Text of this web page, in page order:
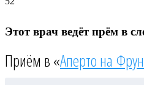
Этот врач ведёт прём в
Приём в «Аперто на